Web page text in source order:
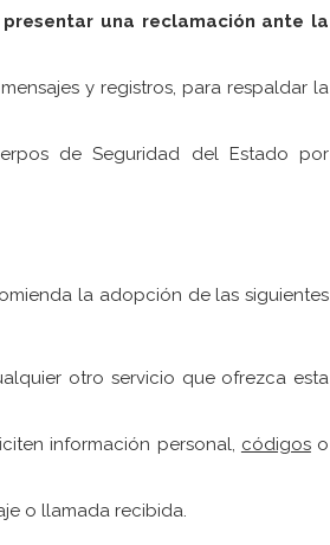
presentar una reclamación ante la
y registros, para respaldar la
de Seguridad del Estado por
la adopción de las siguientes
otro servicio que ofrezca esta
información personal, códigoso
o llamada recibida.